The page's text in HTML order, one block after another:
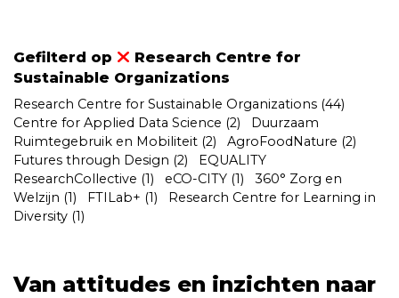
Gefilterd op
Research Centre for
Sustainable Organizations
Research Centre for Sustainable Organizations (44)
Centre for Applied Data Science (2)
Duurzaam
Ruimtegebruik en Mobiliteit (2) AgroFoodNature (2)
Futures through Design (2)
EQUALITY
ResearchCollective (1) eCO-CITY (1)
360° Zorg en
Welzijn (1) FTILab+ (1)
Research Centre for Learning in
Diversity (1)
Van attitudes en inzichten naar